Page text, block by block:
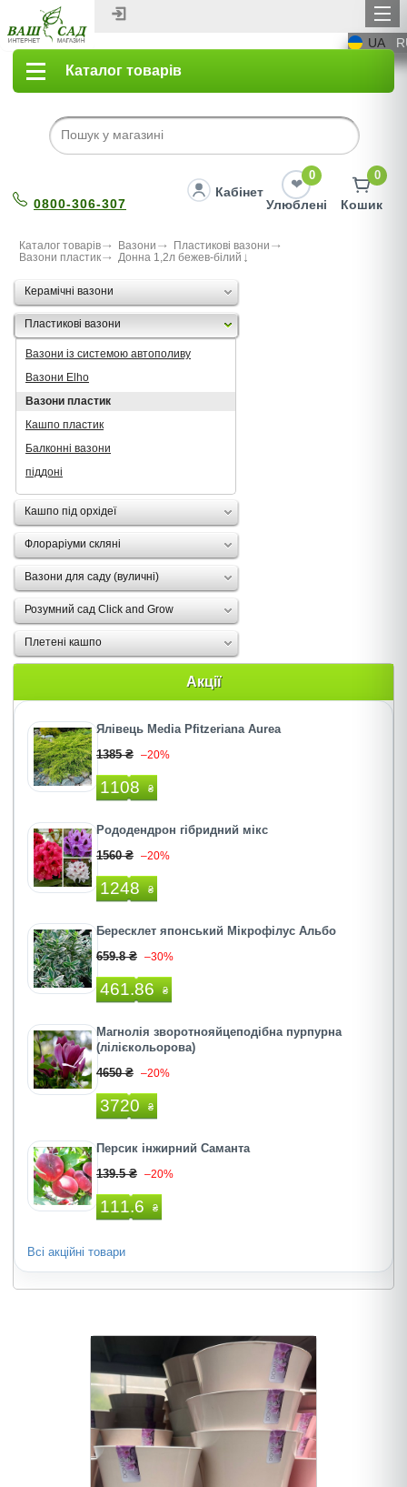
UA
Каталог товарів
0800-306-307
Кабінет
0
Улюблені
0
Кошик
Каталог товарів Вазони
Пластикові вазони
Вазони пластик
Донна 1,2л бежев-бiлий
Керамічні вазони
Пластикові вазони
Вазони із системою автополиву
Вазони Elho
Вазони пластик
Кашпо пластик
Балконні вазони
піддоні
Кашпо під орхідеї
Флораріуми скляні
Вазони для саду (вуличні)
Розумний сад Click and Grow
Плетені кашпо
Акції
Ялівець Media Pfitzeriana Aurea
1385 ₴ –20%
1108 ₴
Рододендрон гібридний мікс
1560 ₴ –20%
1248 ₴
Бересклет японський Мікрофілус Альбо
659.8 ₴ –30%
461.86 ₴
Магнолія зворотнояйцеподібна пурпурна
(лілієкольорова)
4650 ₴ –20%
3720 ₴
Персик інжирний Саманта
139.5 ₴ –20%
111.6 ₴
Всі акційні товари